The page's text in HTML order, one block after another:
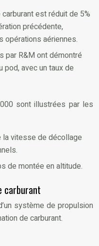
est réduit de 5%
précédente,
opérations aériennes.
par R&M ont démontré
avec un taux de
sont illustrées par les
la vitesse de décollage
de montée en altitude.
carburant
système de propulsion
de carburant.